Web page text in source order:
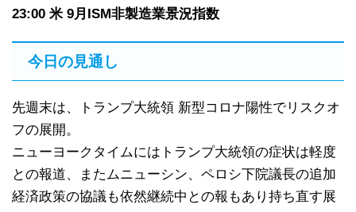
23:00 米 9月ISM非製造業景況指数
今日の見通し
先週末は、トランプ大統領 新型コロナ陽性でリスクオ
フの展開。
ニューヨークタイムにはトランプ大統領の症状は軽度
との報道、またムニューシン、ペロシ下院議長の追加
経済政策の協議も依然継続中との報もあり持ち直す展